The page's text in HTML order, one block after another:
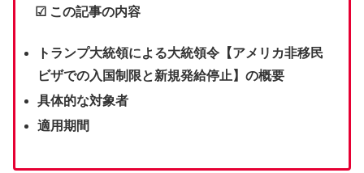
☑ この記事の内容
トランプ大統領による大統領令【アメリカ非移民
ビザでの入国制限と新規発給停止】の概要
具体的な対象者
適用期間